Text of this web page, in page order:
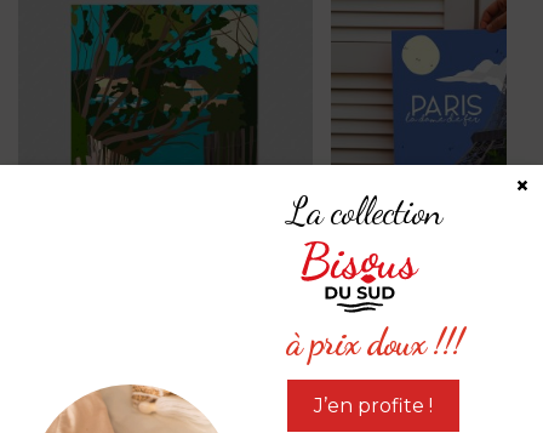
à partir de40,00
La tour Eiffel à Paris
à partir de25,00
La collection
à prix doux !!!
J’en profite !
×